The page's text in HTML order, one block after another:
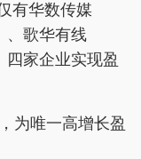
有华数传媒
、歌华有线
四家企业实现盈
为唯一高增长盈